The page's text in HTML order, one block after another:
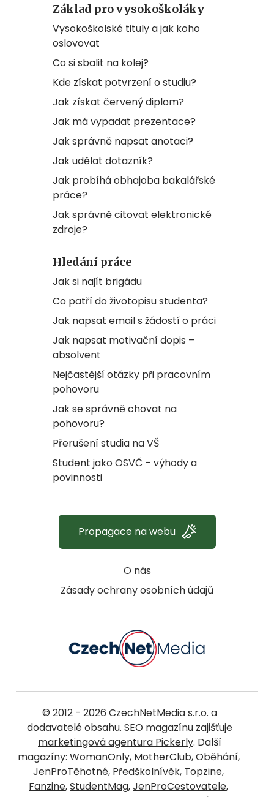
Základ pro vysokoškoláky
Vysokoškolské tituly a jak koho
oslovovat
Co si sbalit na kolej?
Kde získat potvrzení o studiu?
Jak získat červený diplom?
Jak má vypadat prezentace?
Jak správně napsat anotaci?
Jak udělat dotazník?
Jak probíhá obhajoba bakalářské
práce?
Jak správně citovat elektronické
zdroje?
Hledání práce
Jak si najít brigádu
Co patří do životopisu studenta?
Jak napsat email s žádostí o práci
Jak napsat motivační dopis –
absolvent
Nejčastější otázky při pracovním
pohovoru
Jak se správně chovat na
pohovoru?
Přerušení studia na VŠ
Student jako OSVČ – výhody a
povinnosti
O nás
Zásady ochrany osobních údajů
Propagace na webu
© 2012 - 2026 CzechNetMedia s.r.o. a
dodavatelé obsahu. SEO magazínu zajišťuje
marketingová agentura Pickerly. Další
magazíny: WomanOnly, MotherClub,Oběhání,
JenProTěhotné, Předškolnívěk, Topzine,
Fanzine,StudentMag,JenProCestovatele,